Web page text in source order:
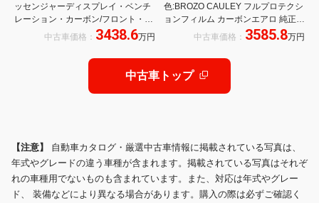
ッセンジャーディスプレイ・ベンチ
レーション・カーボン/フロント・サ
イド・リア・ハンドル・インテリア
中古車価格： 3438.6万円
色:BROZO CAULEY フルプロテクシ
ョンフィルム カーボンエアロ 純正
20ブラックAW ブラックキャリパー
内装:TORTORA ハーフレザー ADAS
LKA BSM
中古車価格： 3585.8万円
中古車トップ
【注意】 自動車カタログ・厳選中古車情報に掲載されている写真は、
年式やグレードの違う車種が含まれます。掲載されている写真はそれぞ
れの車種用でないものも含まれています。また、対応は年式やグレー
ド、 装備などにより異なる場合があります。購入の際は必ずご確認く